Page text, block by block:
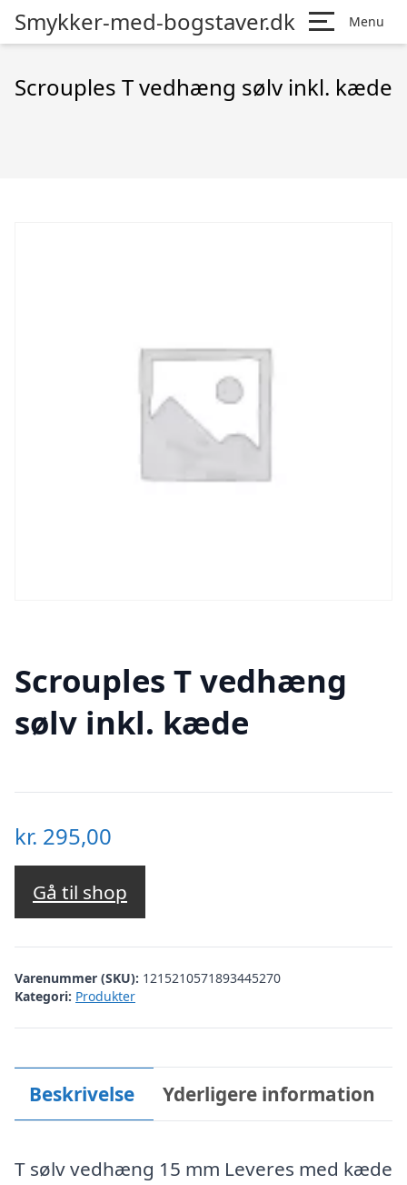
Smykker-med-bogstaver.dk Menu
Scrouples T vedhæng sølv inkl. kæde
Scrouples T vedhæng
sølv inkl. kæde
kr. 295,00
Gå til shop
Varenummer (SKU): 1215210571893445270
Kategori: Produkter
Beskrivelse Yderligere information
T sølv vedhæng 15 mm Leveres med kæde